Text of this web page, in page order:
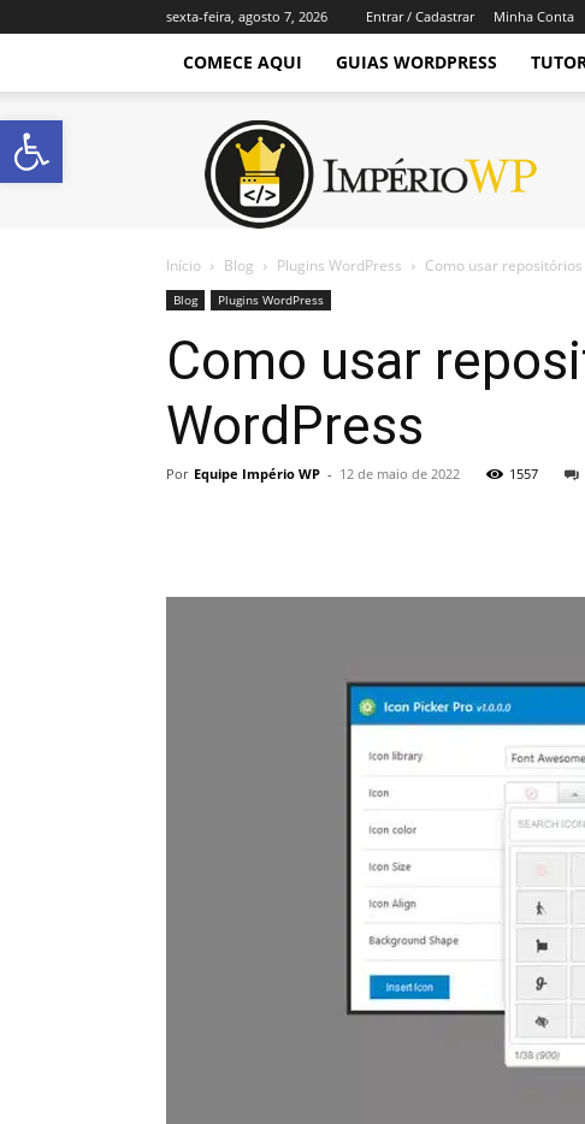
sexta-feira, agosto 7, 2026 Entrar / Cadastrar Minha Conta
COMECE AQUI GUIAS WORDPRESS
Império
WordPress
Início Blog Plugins WordPress Como usar
Blog Plugins WordPress
Como usar
WordPress
Por Equipe Império WP - 12 de maio de 2022 1557
Abrir a barra de ferramentas